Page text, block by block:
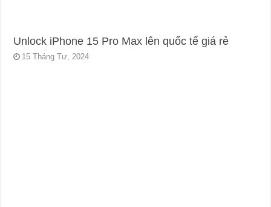
Unlock iPhone 15 Pro Max lên quốc tế giá rẻ
15 Tháng Tư, 2024